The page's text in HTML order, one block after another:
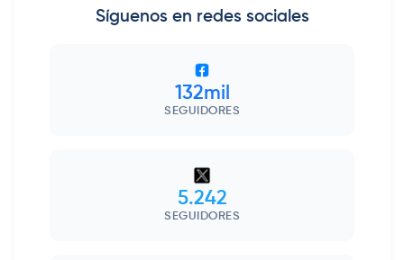
Síguenos en redes sociales
132mil
SEGUIDORES
5.242
SEGUIDORES